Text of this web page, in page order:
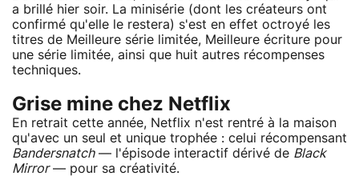
a brillé hier soir. La minisérie (dont les créateurs ont
confirmé qu'elle le restera) s'est en effet octroyé les
titres de Meilleure série limitée, Meilleure écriture pour
une série limitée, ainsi que huit autres récompenses
techniques.
Grise mine chez Netflix
En retrait cette année, Netflix n'est rentré à la maison
qu'avec un seul et unique trophée : celui récompensant
Bandersnatch— l'épisode interactif dérivé de Black
Mirror— pour sa créativité.